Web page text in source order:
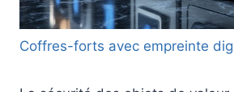
Coffres-forts avec empreinte